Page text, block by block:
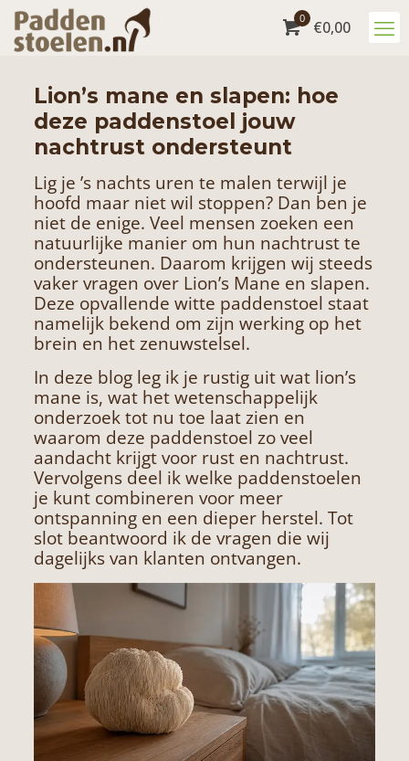
0 €0,00
Lion’s mane en slapen: hoe
deze paddenstoel jouw
nachtrust ondersteunt
Lig je ’s nachts uren te malen terwijl je
hoofd maar niet wil stoppen? Dan ben je
niet de enige. Veel mensen zoeken een
natuurlijke manier om hun nachtrust te
ondersteunen. Daarom krijgen wij steeds
vaker vragen over Lion’s Mane en slapen.
Deze opvallende witte paddenstoel staat
namelijk bekend om zijn werking op het
brein en het zenuwstelsel.
In deze blog leg ik je rustig uit wat lion’s
mane is, wat het wetenschappelijk
onderzoek tot nu toe laat zien en
waarom deze paddenstoel zo veel
aandacht krijgt voor rust en nachtrust.
Vervolgens deel ik welke paddenstoelen
je kunt combineren voor meer
ontspanning en een dieper herstel. Tot
slot beantwoord ik de vragen die wij
dagelijks van klanten ontvangen.